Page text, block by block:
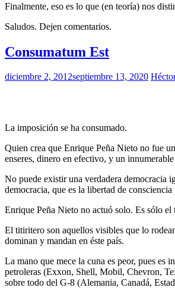
Finalmente, eso es lo que (en teoría) nos
Saludos. Dejen comentarios.
Consumatum Est
diciembre 2, 2012septiembre 13, 2020
La imposición se ha consumado.
Quien crea que Enrique Peña Nieto no fue
enseres, dinero en efectivo, y un innumerable
No puede existir una verdadera democracia
democracia, que es la libertad de
Enrique Peña Nieto no actuó solo. Es sólo
El titiritero son aquellos visibles que lo
dominan y mandan en éste país.
La mano que mece la cuna es peor, pues
petroleras (Exxon, Shell, Mobil, Chevron,
sobre todo del G-8 (Alemania, Canadá,